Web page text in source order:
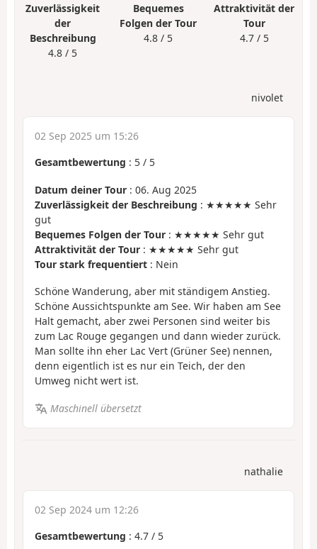
Zuverlässigkeit
der
Beschreibung
4.8 / 5
Bequemes
Folgen der Tour
4.8 / 5
Attraktivität der
Tour
4.7 / 5
nivolet
02 Sep 2025 um 15:26
Gesamtbewertung : 5 / 5
Datum deiner Tour : 06. Aug 2025
Zuverlässigkeit der Beschreibung : ★★★★★ Sehr
gut
Bequemes Folgen der Tour : ★★★★★ Sehr gut
Attraktivität der Tour : ★★★★★ Sehr gut
Tour stark frequentiert : Nein
Schöne Wanderung, aber mit ständigem Anstieg.
Schöne Aussichtspunkte am See. Wir haben am See
Halt gemacht, aber zwei Personen sind weiter bis
zum Lac Rouge gegangen und dann wieder zurück.
Man sollte ihn eher Lac Vert (Grüner See) nennen,
denn eigentlich ist es nur ein Teich, der den
Umweg nicht wert ist.
Maschinell übersetzt
nathalie
02 Sep 2024 um 12:26
Gesamtbewertung : 4.7 / 5